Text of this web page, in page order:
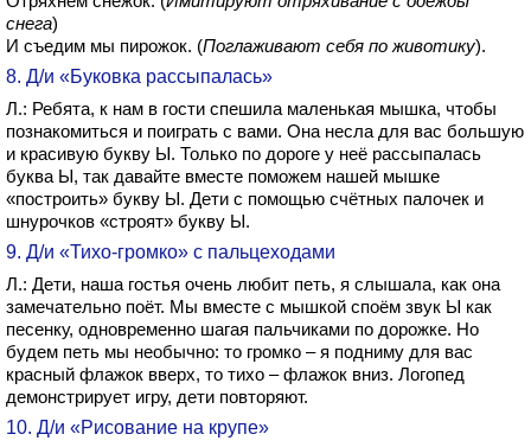
снега)
И съедим мы пирожок. (Поглаживают себя по животику).
8. Д/и «Буковка рассыпалась»
Л.: Ребята, к нам в гости спешила маленькая мышка, чтобы
познакомиться и поиграть с вами. Она несла для вас большую
и красивую букву Ы. Только по дороге у неё рассыпалась
буква Ы, так давайте вместе поможем нашей мышке
«построить» букву Ы. Дети с помощью счётных палочек и
шнурочков «строят» букву Ы.
9. Д/и «Тихо-громко» с пальцеходами
Л.: Дети, наша гостья очень любит петь, я слышала, как она
замечательно поёт. Мы вместе с мышкой споём звук Ы как
песенку, одновременно шагая пальчиками по дорожке. Но
будем петь мы необычно: то громко – я подниму для вас
красный флажок вверх, то тихо – флажок вниз. Логопед
демонстрирует игру, дети повторяют.
10. Д/и «Рисование на крупе»